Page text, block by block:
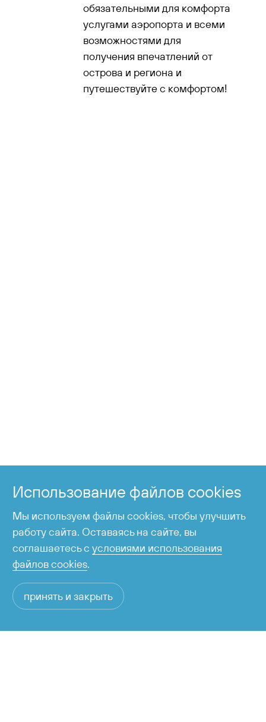
время работы с 6:00 до 23:00
обязательными для комфорта
услугами аэропорта и всеми
возможностями для
получения впечатлений от
острова и региона и
путешествуйте с комфортом!
Использование файлов cookies
Мы используем файлы cookies, чтобы улучшить
работу сайта. Оставаясь на сайте, вы
соглашаетесь сусловиями использования
файлов cookies.
принять и закрыть